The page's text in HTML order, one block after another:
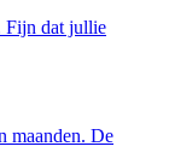
Fijn dat jullie
maanden. De